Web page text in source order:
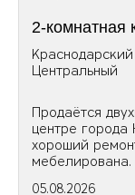
2-комнатная
Центральный
Продаётся
центре города
хороший
мебелирована.
05.08.2026